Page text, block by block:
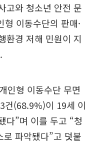
고와 청소년 안전 문
이동수단의 판매·
환경 저해 민원이 지
인형 이동수단 무면
건(68.9%)이 19세 이
다”며 이를 두고 “청
파악됐다”고 덧붙